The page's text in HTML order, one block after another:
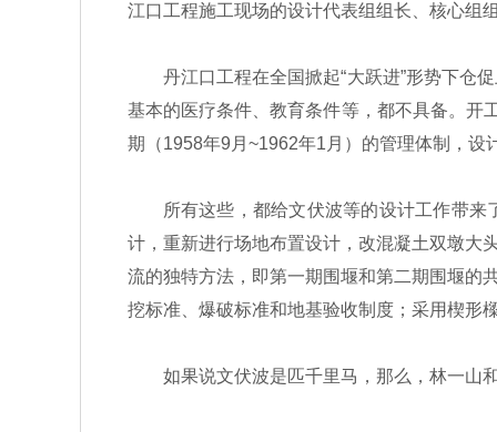
江口工程施工现场的设计代表组组长、核心组
丹江口工程在全国掀起“大跃进”形势下仓促
基本的医疗条件、教育条件等，都不具备。开
期（1958年9月~1962年1月）的管理体制，设
所有这些，都给文伏波等的设计工作带来
计，重新进行场地布置设计，改混凝土双墩大
流的独特方法，即第一期围堰和第二期围堰的
挖标准、爆破标准和地基验收制度；采用楔形
如果说文伏波是匹千里马，那么，林一山